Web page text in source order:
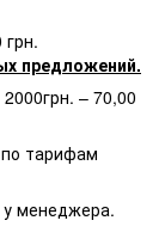
предложений.
– 70,00
тарифам
у менеджера.